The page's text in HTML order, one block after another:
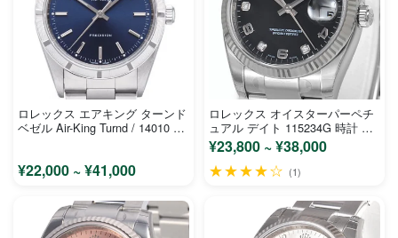
ロレックス エアキング ターンド
ベゼル Air-King Turnd / 14010 ウ
¥22,000 ~ ¥41,000
ロレックス オイスターパーペチ
ュアル デイト 115234G 時計 コ
ピー
¥23,800 ~ ¥38,000
★★★★☆ (1)